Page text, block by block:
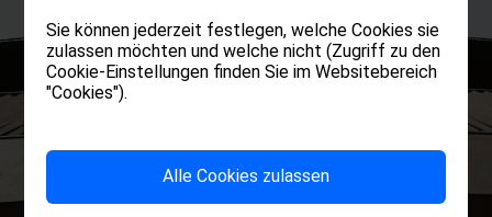
Sie können jederzeit festlegen, welche Cookies sie
zulassen möchten und welche nicht (Zugriff zu den
Cookie-Einstellungen finden Sie im Websitebereich
"Cookies").
Alle Cookies zulassen